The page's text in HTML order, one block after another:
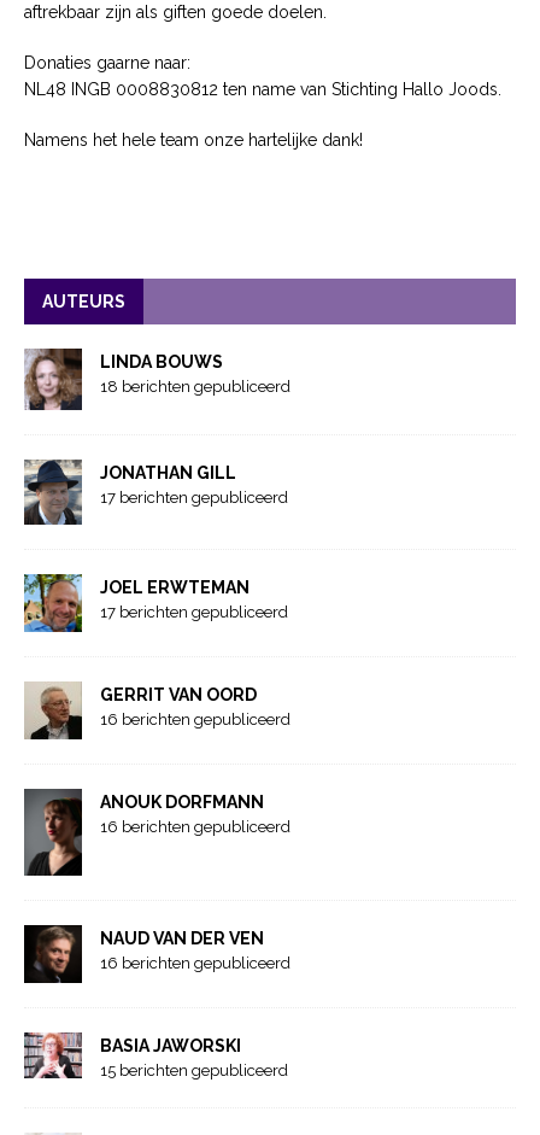
aftrekbaar zijn als giften goede doelen.
Donaties gaarne naar:
NL48 INGB 0008830812 ten name van Stichting Hallo Joods.
Namens het hele team onze hartelijke dank!
AUTEURS
LINDA BOUWS
18 berichten gepubliceerd
JONATHAN GILL
17 berichten gepubliceerd
JOEL ERWTEMAN
17 berichten gepubliceerd
GERRIT VAN OORD
16 berichten gepubliceerd
ANOUK DORFMANN
16 berichten gepubliceerd
NAUD VAN DER VEN
16 berichten gepubliceerd
BASIA JAWORSKI
15 berichten gepubliceerd